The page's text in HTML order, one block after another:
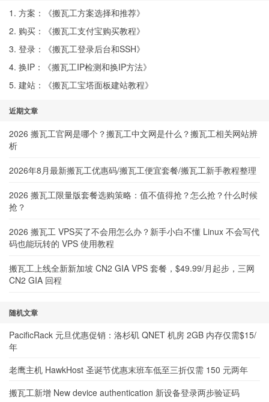
1. 方案：《搬瓦工方案选择和推荐》
2. 购买：《搬瓦工支付宝购买教程》
3. 登录：《搬瓦工登录后台和SSH》
4. 换IP：《搬瓦工IP检测和换IP方法》
5. 建站：《搬瓦工宝塔面板建站教程》
近期文章
2026 搬瓦工官网是哪个？搬瓦工中文网是什么？搬瓦工相关网站辨
析
2026年8月最新搬瓦工优惠码/搬瓦工便宜套餐/搬瓦工新手教程整理
2026 搬瓦工限量版套餐选购策略：值不值得抢？怎么抢？什么时候
抢？
2026 搬瓦工 VPS买了不会用怎么办？新手小白不懂 Linux 不会写代
码也能玩转的 VPS 使用教程
搬瓦工上线全新新加坡 CN2 GIA VPS 套餐，$49.99/月起步，三网
CN2 GIA 回程
随机文章
PacificRack 元旦优惠促销：洛杉矶 QNET 机房 2GB 内存仅需$15/
年
老鹰主机 HawkHost 圣诞节优惠末班车低至三折仅需 150 元两年
搬瓦工新增 New device authentication 新设备登录两步验证码